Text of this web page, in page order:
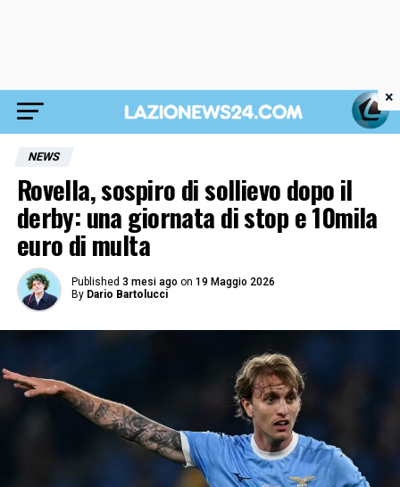
NEWS
Rovella, sospiro di sollievo dopo il
derby: una giornata di stop e 10mila
euro di multa
Published 3 mesi ago on 19 Maggio 2026
By Dario Bartolucci
×